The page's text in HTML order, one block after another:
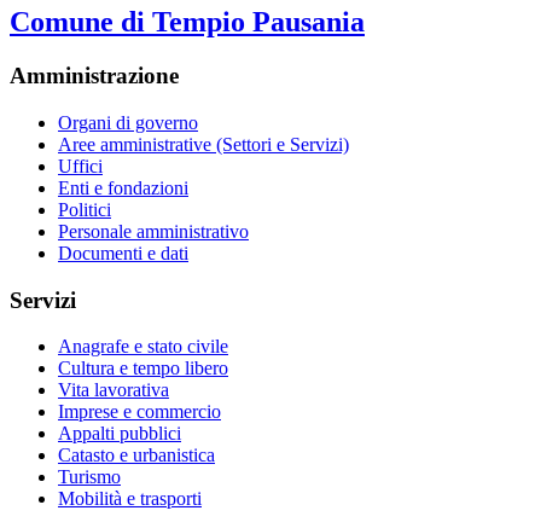
Comune di Tempio Pausania
Amministrazione
Organi di governo
Aree amministrative (Settori e Servizi)
Uffici
Enti e fondazioni
Politici
Personale amministrativo
Documenti e dati
Servizi
Anagrafe e stato civile
Cultura e tempo libero
Vita lavorativa
Imprese e commercio
Appalti pubblici
Catasto e urbanistica
Turismo
Mobilità e trasporti